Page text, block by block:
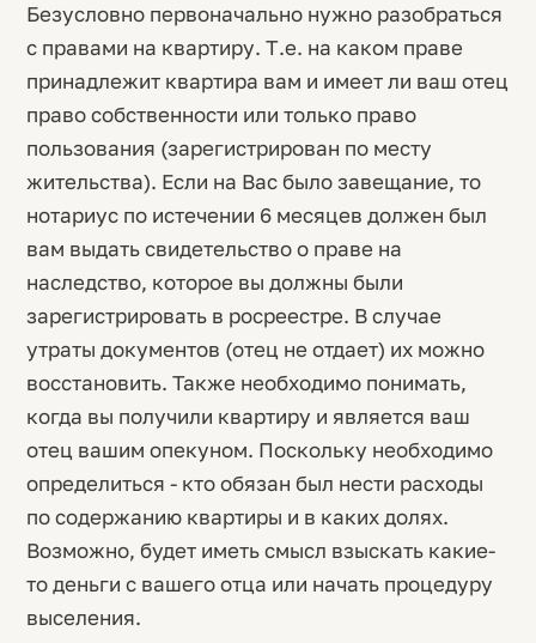
Безусловно первоначально нужно разобраться
с правами на квартиру. Т.е. на каком праве
принадлежит квартира вам и имеет ли ваш отец
право собственности или только право
пользования (зарегистрирован по месту
жительства). Если на Вас было завещание, то
нотариус по истечении 6 месяцев должен был
вам выдать свидетельство о праве на
наследство, которое вы должны были
зарегистрировать в росреестре. В случае
утраты документов (отец не отдает) их можно
восстановить. Также необходимо понимать,
когда вы получили квартиру и является ваш
отец вашим опекуном. Поскольку необходимо
определиться - кто обязан был нести расходы
по содержанию квартиры и в каких долях.
Возможно, будет иметь смысл взыскать какие-
то деньги с вашего отца или начать процедуру
выселения.